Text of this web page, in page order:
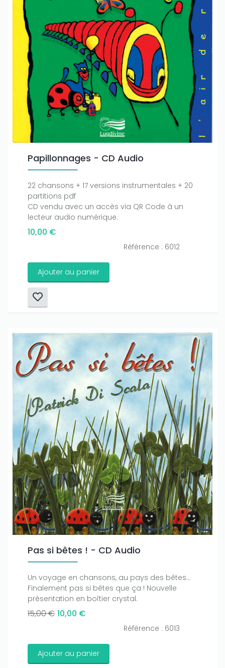
Papillonnages - CD Audio
22 chansons + 17 versions instrumentales + 20
partitions pdf
CD vendu avec un accès via QR Code à un
lecteur audio numérique.
10,00 €
Référence : 6012
Ajouter au panier
Pas si bêtes ! - CD Audio
Un voyage en chansons, au pays des bêtes...
Finalement pas si bêtes que ça ! Nouvelle
présentation en boîtier crystal.
15,00 € 10,00 €
Référence : 6013
Ajouter au panier